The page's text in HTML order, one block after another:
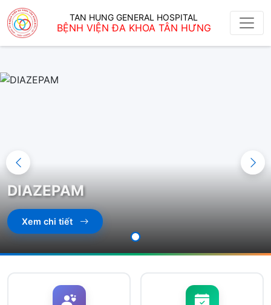
TAN HUNG GENERAL HOSPITAL
BỆNH VIỆN ĐA KHOA TÂN HƯNG
DIAZEPAM
Xem chi tiết